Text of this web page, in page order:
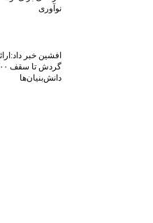
نوآوری
افشین خبر
دانش‌بنیان‌ها